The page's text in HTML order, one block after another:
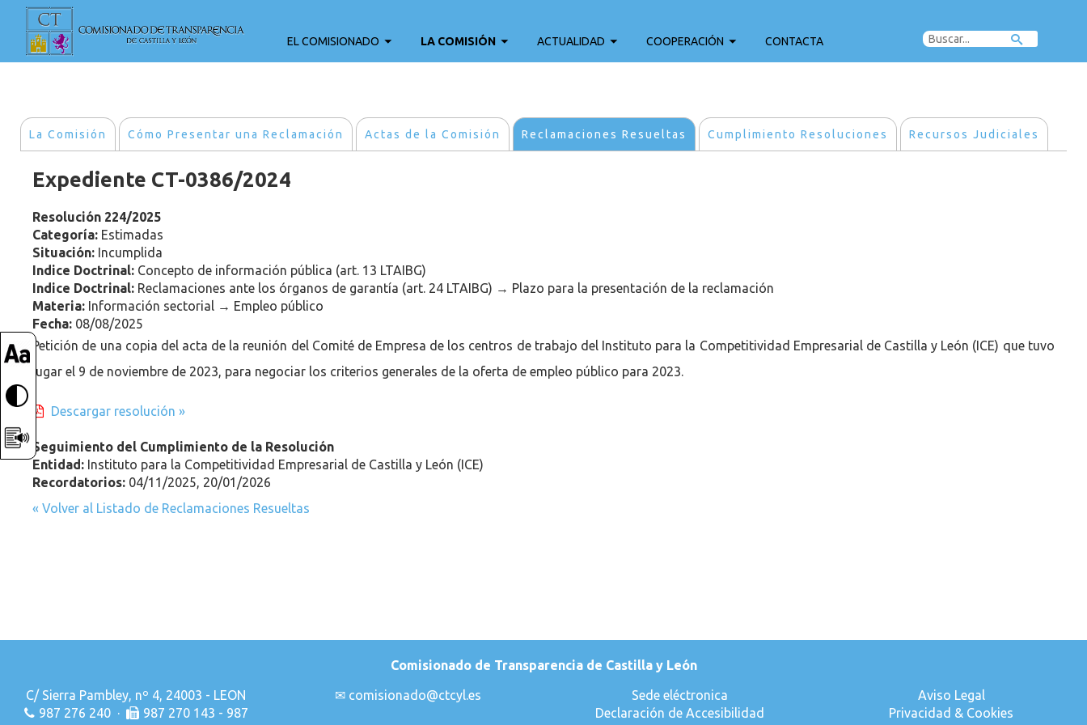
EL COMISIONADO LA COMISIÓN ACTUALIDAD COOPERACIÓN CONTACTA
La Comisión Cómo Presentar una Reclamación Actas de la Comisión Reclamaciones Resueltas Cumplimiento Resoluciones Recursos Judiciales
Expediente CT-0386/2024
Resolución 224/2025
Categoría: Estimadas
Situación: Incumplida
Indice Doctrinal: Concepto de información pública (art. 13 LTAIBG)
Indice Doctrinal: Reclamaciones ante los órganos de garantía (art. 24 LTAIBG) → Plazo para la presentación de la reclamación
Materia: Información sectorial → Empleo público
Fecha: 08/08/2025
Petición de una copia del acta de la reunión del Comité de Empresa de los centros de trabajo del Instituto para la Competitividad Empresarial de Castilla y León (ICE) que tuvo
lugar el 9 de noviembre de 2023, para negociar los criterios generales de la oferta de empleo público para 2023.
Descargar resolución »
Seguimiento del Cumplimiento de la Resolución
Entidad: Instituto para la Competitividad Empresarial de Castilla y León (ICE)
Recordatorios: 04/11/2025, 20/01/2026
« Volver al Listado de Reclamaciones Resueltas
Comisionado de Transparencia de Castilla y León
C/ Sierra Pambley, nº 4, 24003 - LEON
987 276 240 ·
987 270 143 - 987
✉ comisionado@ctcyl.es
Sede eléctronica
Declaración de Accesibilidad
Aviso Legal
Privacidad & Cookies